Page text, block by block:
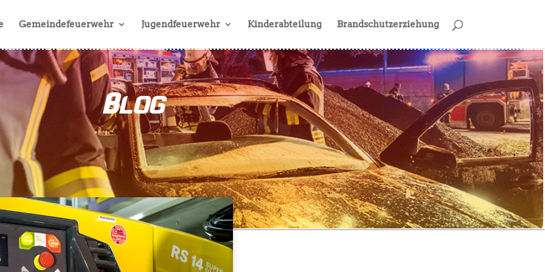
Gemeindefeuerwehr Jugendfeuerwehr Kinderabteilung Brandschutzerziehung
Blog